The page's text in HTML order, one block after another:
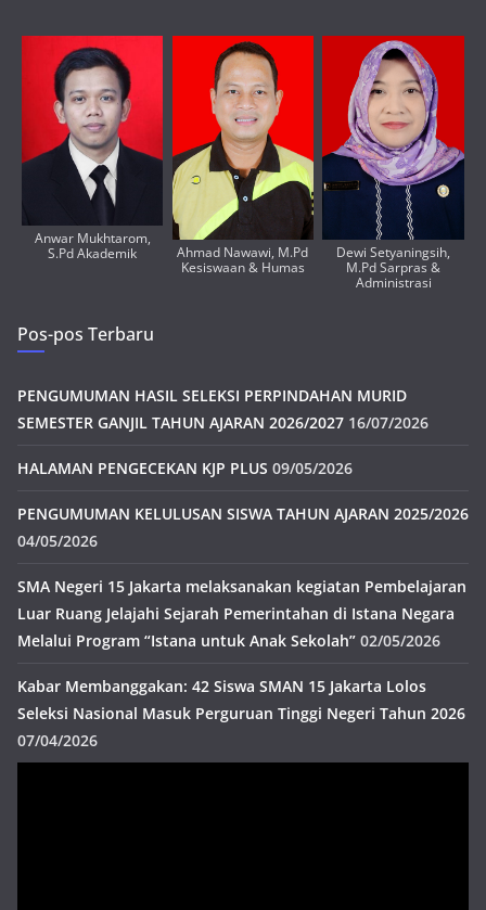
Anwar Mukhtarom,
S.Pd Akademik
Ahmad Nawawi, M.Pd
Kesiswaan & Humas
Dewi Setyaningsih,
M.Pd Sarpras &
Administrasi
Pos-pos Terbaru
PENGUMUMAN HASIL SELEKSI PERPINDAHAN MURID
SEMESTER GANJIL TAHUN AJARAN 2026/2027 16/07/2026
HALAMAN PENGECEKAN KJP PLUS 09/05/2026
PENGUMUMAN KELULUSAN SISWA TAHUN AJARAN 2025/2026
04/05/2026
SMA Negeri 15 Jakarta melaksanakan kegiatan Pembelajaran
Luar Ruang Jelajahi Sejarah Pemerintahan di Istana Negara
Melalui Program “Istana untuk Anak Sekolah” 02/05/2026
Kabar Membanggakan: 42 Siswa SMAN 15 Jakarta Lolos
Seleksi Nasional Masuk Perguruan Tinggi Negeri Tahun 2026
07/04/2026